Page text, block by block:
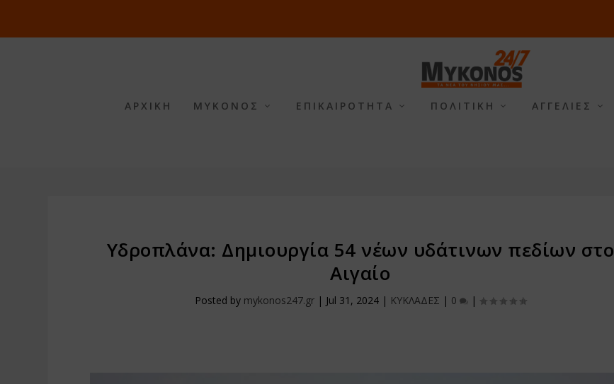
ΑΡΧΙΚΗ ΜΥΚΟΝΟΣ ΕΠΙΚΑΙΡΟΤΗΤΑ ΠΟΛΙΤΙΚΗ ΑΓΓΕΛΙΕΣ
Υδροπλάνα: Δημιουργία 54 νέων υδάτινων πεδίων στο
Αιγαίο
Posted by mykonos247.gr| Jul 31, 2024| ΚΥΚΛΑΔΕΣ | 0 |